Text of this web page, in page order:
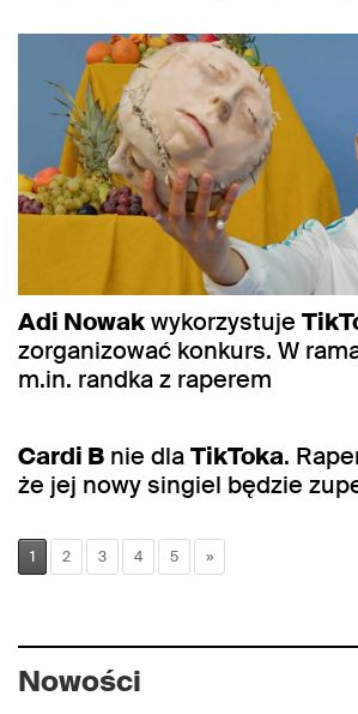
Adi Nowakwykorzystuje
zorganizować konkurs. W
m.in. randka z raperem
Cardi B nie dlaTikToka.
że jej nowy singiel będzie
1 2 3 4 5 »
Nowości